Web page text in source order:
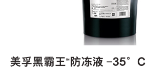
美孚黑霸王™防冻液 -35°C